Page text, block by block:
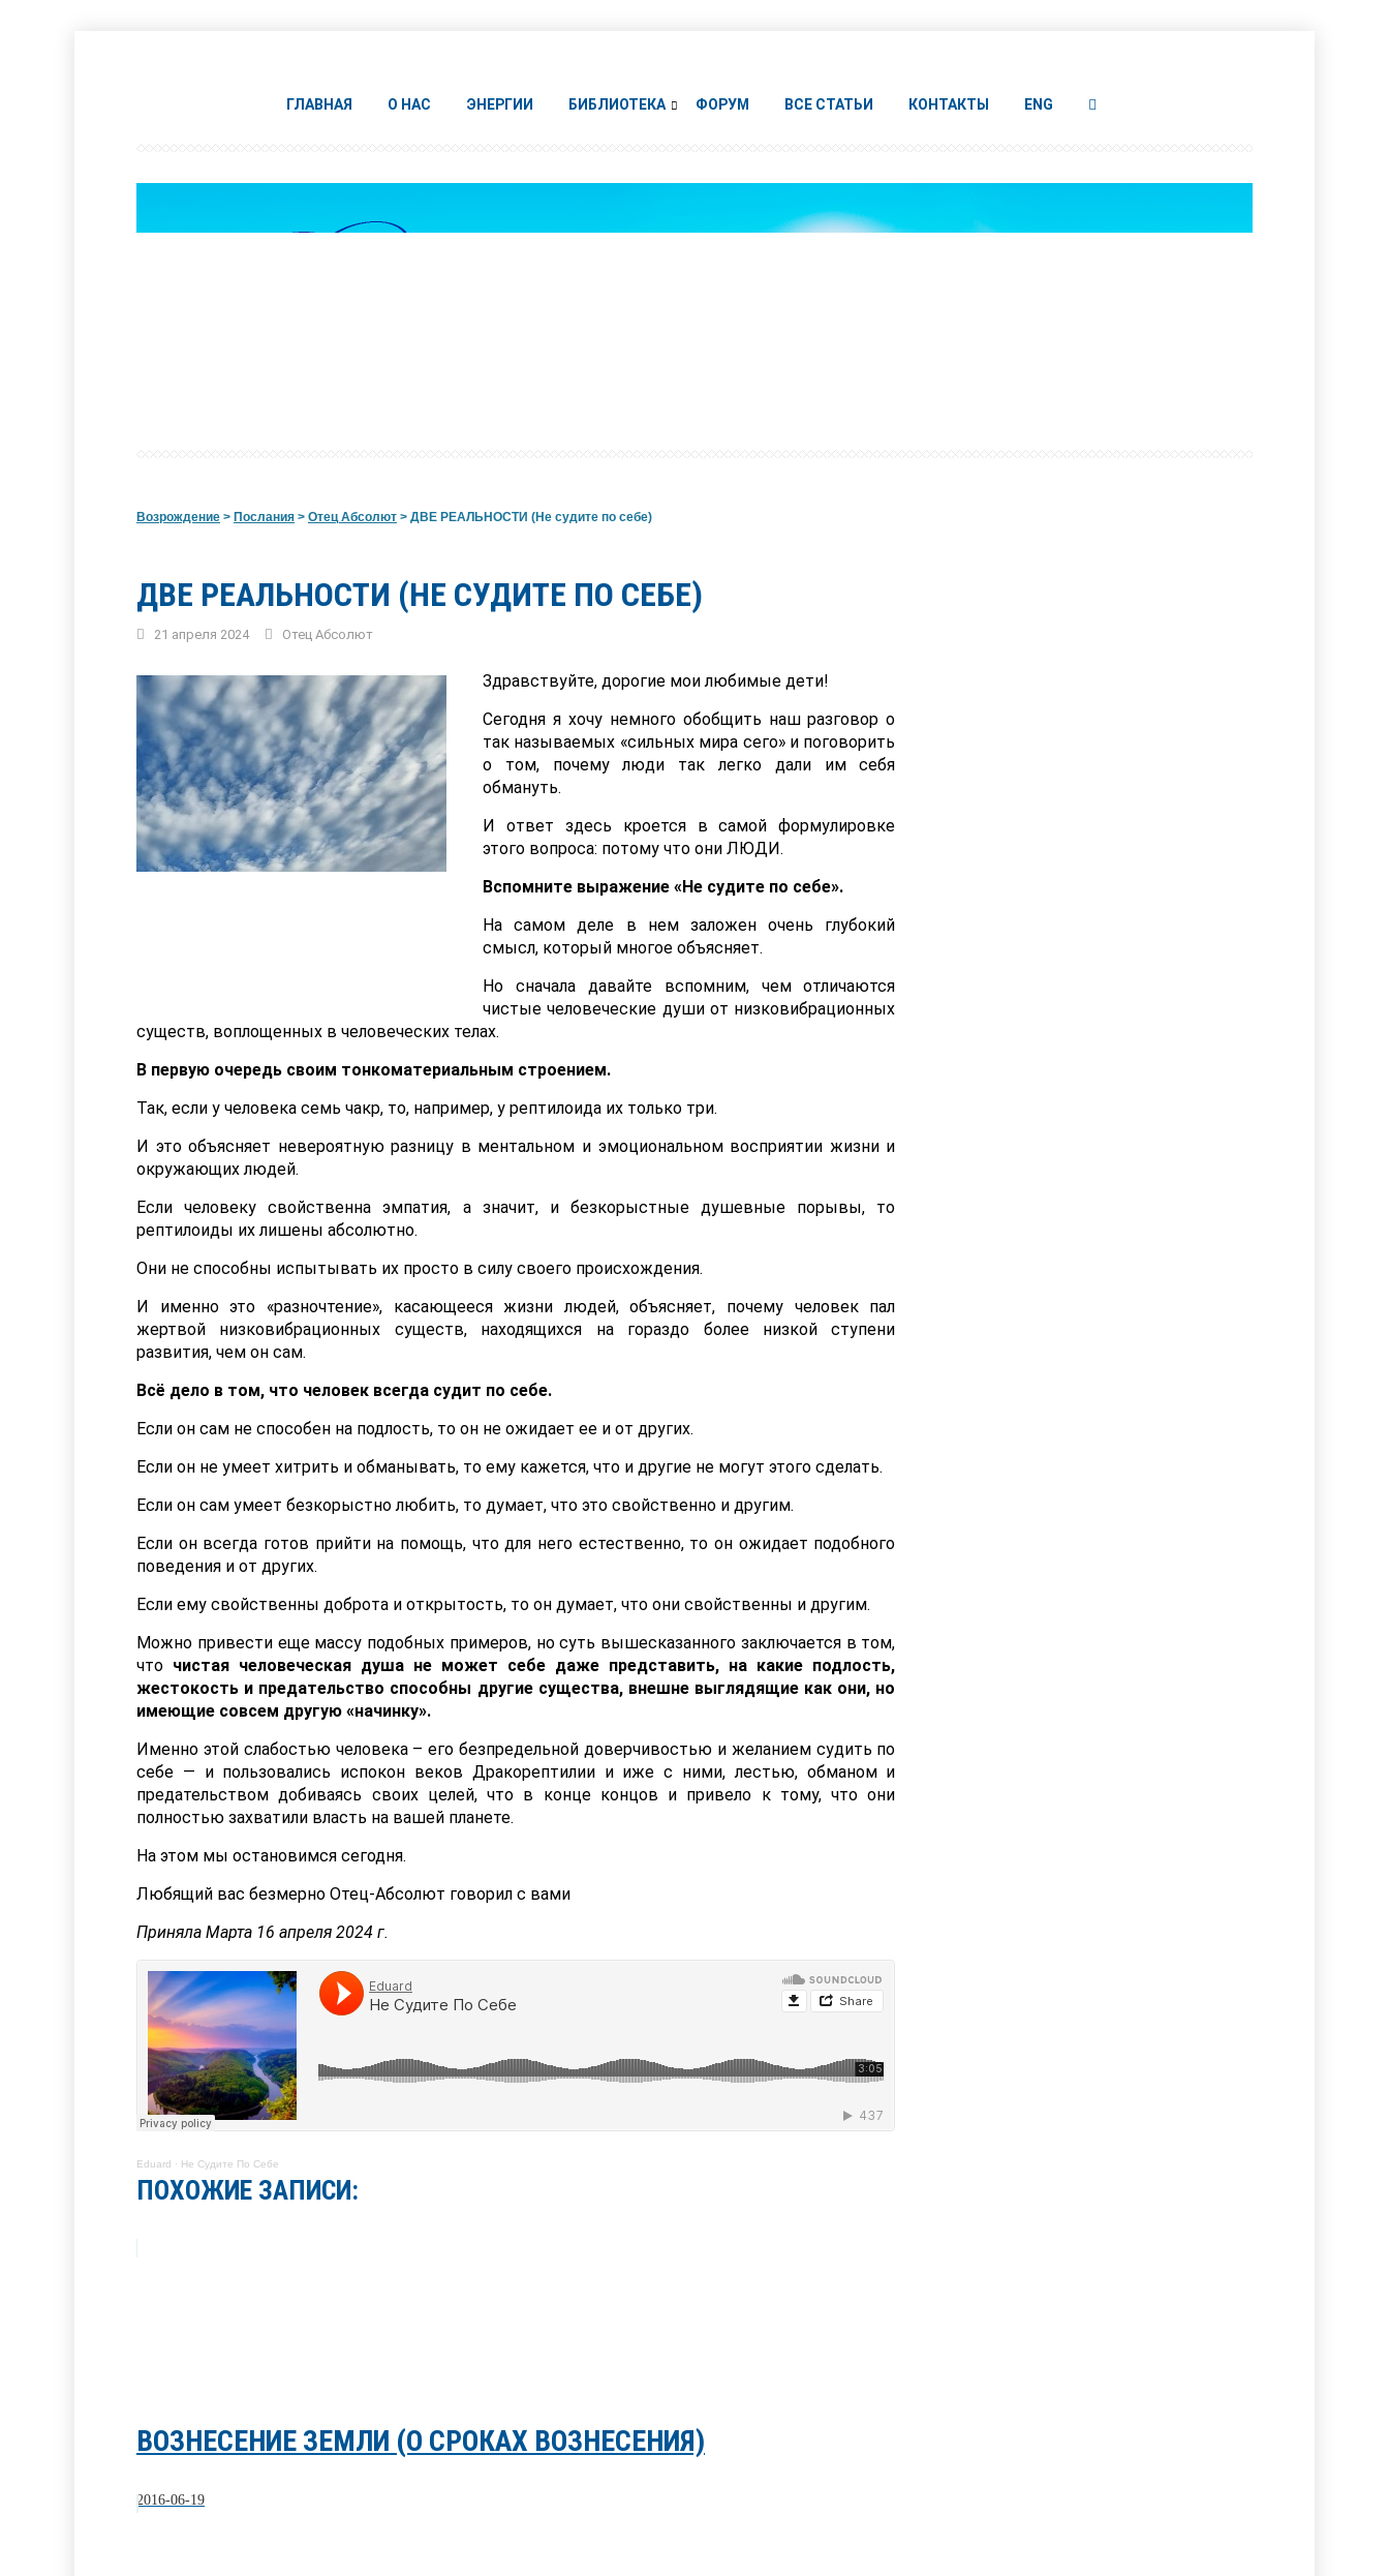
ГЛАВНАЯ О НАС ЭНЕРГИИ БИБЛИОТЕКА ФОРУМ ВСЕ СТАТЬИ КОНТАКТЫ ENG
Возрождение > Послания > Отец Абсолют > ДВЕ РЕАЛЬНОСТИ (Не судите по себе)
ДВЕ РЕАЛЬНОСТИ (НЕ СУДИТЕ ПО СЕБЕ)
21 апреля 2024 Отец Абсолют
Здравствуйте, дорогие мои любимые дети!
Сегодня я хочу немного обобщить наш разговор о
так называемых «сильных мира сего» и поговорить
о том, почему люди так легко дали им себя
обмануть.
И ответ здесь кроется в самой формулировке
этого вопроса: потому что они ЛЮДИ.
Вспомните выражение «Не судите по себе».
На самом деле в нем заложен очень глубокий
смысл, который многое объясняет.
Но сначала давайте вспомним, чем отличаются
чистые человеческие души от низковибрационных
существ, воплощенных в человеческих телах.
В первую очередь своим тонкоматериальным строением.
Так, если у человека семь чакр, то, например, у рептилоида их только три.
И это объясняет невероятную разницу в ментальном и эмоциональном восприятии жизни и
окружающих людей.
Если человеку свойственна эмпатия, а значит, и безкорыстные душевные порывы, то
рептилоиды их лишены абсолютно.
Они не способны испытывать их просто в силу своего происхождения.
И именно это «разночтение», касающееся жизни людей, объясняет, почему человек пал
жертвой низковибрационных существ, находящихся на гораздо более низкой ступени
развития, чем он сам.
Всё дело в том, что человек всегда судит по себе.
Если он сам не способен на подлость, то он не ожидает ее и от других.
Если он не умеет хитрить и обманывать, то ему кажется, что и другие не могут этого сделать.
Если он сам умеет безкорыстно любить, то думает, что это свойственно и другим.
Если он всегда готов прийти на помощь, что для него естественно, то он ожидает подобного
поведения и от других.
Если ему свойственны доброта и открытость, то он думает, что они свойственны и другим.
Можно привести еще массу подобных примеров, но суть вышесказанного заключается в том,
что чистая человеческая душа не может себе даже представить, на какие подлость,
жестокость и предательство способны другие существа, внешне выглядящие как они, но
имеющие совсем другую «начинку».
Именно этой слабостью человека – его безпредельной доверчивостью и желанием судить по
себе — и пользовались испокон веков Дракорептилии и иже с ними, лестью, обманом и
предательством добиваясь своих целей, что в конце концов и привело к тому, что они
полностью захватили власть на вашей планете.
На этом мы остановимся сегодня.
Любящий вас безмерно Отец-Абсолют говорил с вами
Приняла Марта 16 апреля 2024 г.
Eduard · Не Судите По Себе
ПОХОЖИЕ ЗАПИСИ:
ВОЗНЕСЕНИЕ ЗЕМЛИ (О СРОКАХ ВОЗНЕСЕНИЯ)
2016-06-19